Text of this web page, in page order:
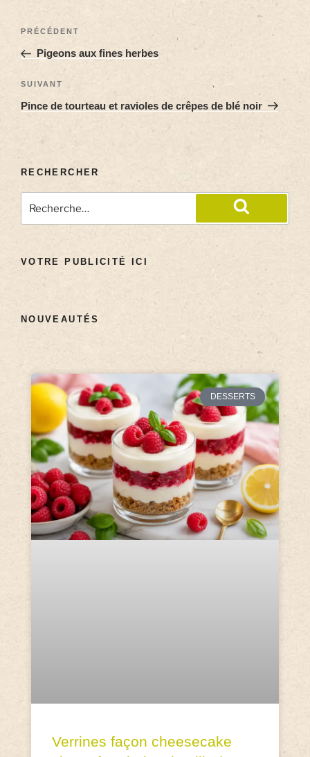
PRÉCÉDENT
Pigeons aux fines herbes
SUIVANT
Pince de tourteau et ravioles de crêpes de blé noir
RECHERCHER
VOTRE PUBLICITÉ ICI
NOUVEAUTÉS
DESSERTS
Verrines façon cheesecake